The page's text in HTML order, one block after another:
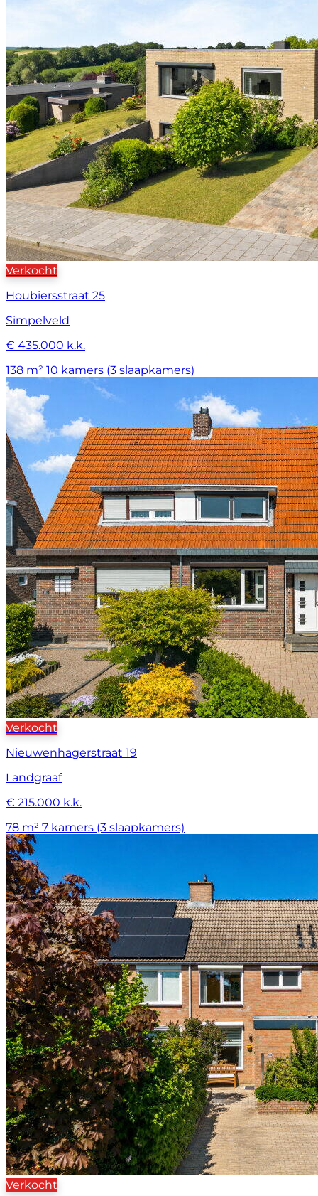
Verkocht
Houbiersstraat 25
Simpelveld
€ 435.000 k.k.
138 m² 10 kamers (3 slaapkamers)
Verkocht
Nieuwenhagerstraat 19
Landgraaf
€ 215.000 k.k.
78 m² 7 kamers (3 slaapkamers)
Verkocht